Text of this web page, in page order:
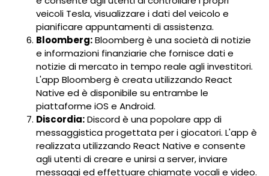
veicoli Tesla, visualizzare i dati del veicolo e
pianificare appuntamenti di assistenza.
Bloomberg:Bloomberg è una società di notizie
e informazioni finanziarie che fornisce dati e
notizie di mercato in tempo reale agli investitori.
L'app Bloomberg è creata utilizzando React
Native ed è disponibile su entrambe le
piattaforme iOS e Android.
Discordia:Discord è una popolare app di
messaggistica progettata per i giocatori. L'app è
realizzata utilizzando React Native e consente
agli utenti di creare e unirsi a server, inviare
messaggi ed effettuare chiamate vocali e video.